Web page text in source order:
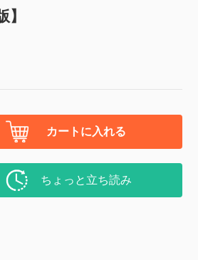
カートに入れる
ちょっと立ち読み